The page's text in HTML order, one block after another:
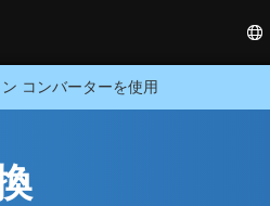
コンバーターを使用